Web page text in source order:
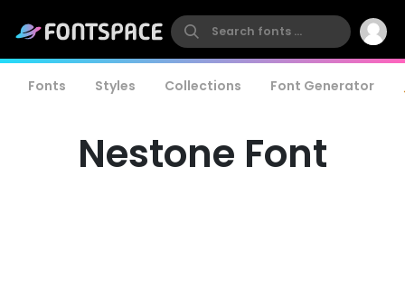
Fonts Styles Collections Font Generator
Nestone Font